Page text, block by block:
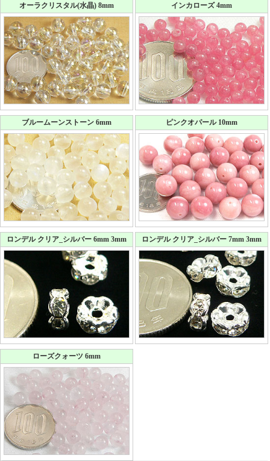
オーラクリスタル(水晶) 8mm インカローズ 4mm
ブルームーンストーン 6mm ピンクオパール 10mm
ロンデル クリア_シルバー 6mm 3mm ロンデル クリア_シルバー 7mm 3mm
ローズクォーツ 6mm